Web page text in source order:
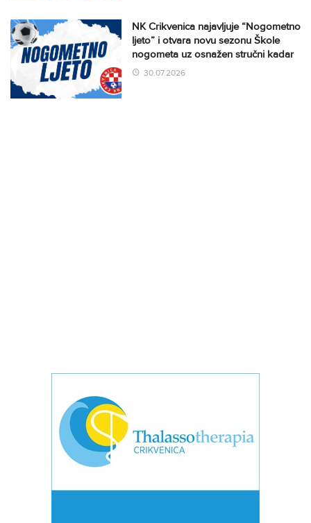
NK Crikvenica najavljuje “Nogometno
ljeto” i otvara novu sezonu Škole
nogometa uz osnažen stručni kadar
30.07.2026